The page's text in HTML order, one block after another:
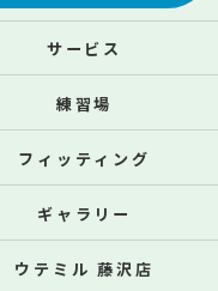
サービス
練習場
フィッティング
ギャラリー
ウテミル 藤沢店